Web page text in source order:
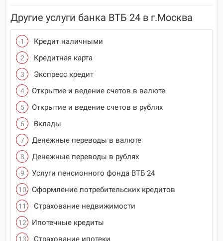
Другие услуги банка ВТБ 24 в г.Москва
Кредит наличными
Кредитная карта
Экспресс кредит
Открытие и ведение счетов в валюте
Открытие и ведение счетов в рублях
Вклады
Денежные переводы в валюте
Денежные переводы в рублях
Услуги пенсионного фонда ВТБ 24
Оформление потребительских кредитов
Страхование недвижимости
Ипотечные кредиты
Страхование ипотеки